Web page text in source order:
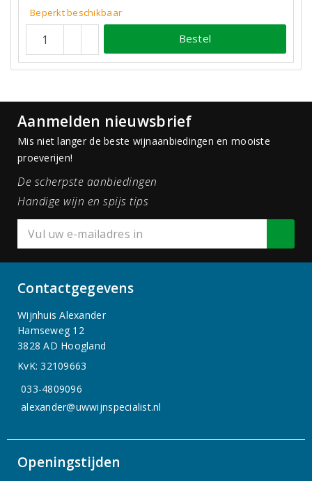
Beperkt beschikbaar
Bestel
Aanmelden nieuwsbrief
Mis niet langer de beste wijnaanbiedingen en mooiste
proeverijen!
De scherpste aanbiedingen
Handige wijn en spijs tips
Contactgegevens
Wijnhuis Alexander
Hamseweg 12
3828 AD Hoogland
KvK: 32109663
033-4809096
alexander@uwwijnspecialist.nl
Openingstijden